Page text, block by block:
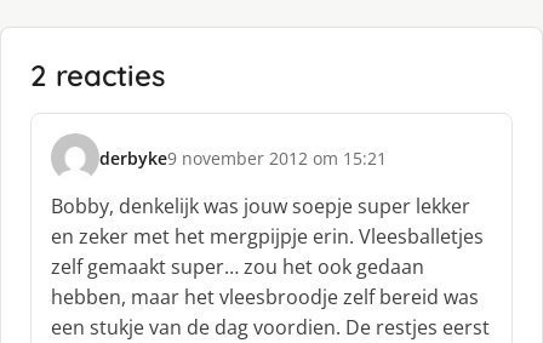
2 reacties
derbyke
s
c
h
r
e
e
f
9 november 2012 om 15:21
Bobby, denkelijk was jouw soepje super lekker
en zeker met het mergpijpje erin. Vleesballetjes
zelf gemaakt super… zou het ook gedaan
hebben, maar het vleesbroodje zelf bereid was
een stukje van de dag voordien. De restjes eerst